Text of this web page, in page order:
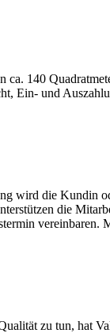
140
Ein- und
wird die Kundin
die
vereinbaren.
zu tun, hat